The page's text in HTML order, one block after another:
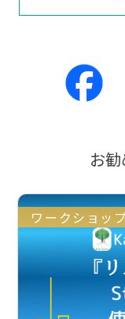
お
ワークショッ